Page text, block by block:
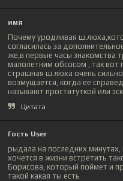
имя
Почему уродливая
согласилась за
же,в первые часы знакомства
малолетним обсосом , так вот
страшная ш.люха очень
возмущается, когда ее
называют проституткой или
Цитата
Гость User
рыдала на последних минутах,
хочется в жизни встретить
Борисова, который поймет и
такой какая ты есть